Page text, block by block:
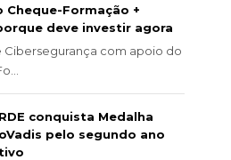
Cheque-Formação +
deve investir agora
Cibersegurança com apoio do
conquista Medalha
pelo segundo ano